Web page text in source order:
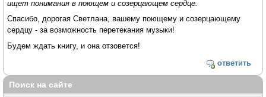
ищет понимания в поющем и созерцающем сердце.
Спасибо, дорогая Светлана, вашему поющему и созерцающему
сердцу - за возможность перетекания музыки!
Будем ждать книгу, и она отзовется!
ответить
Поиск на сайте